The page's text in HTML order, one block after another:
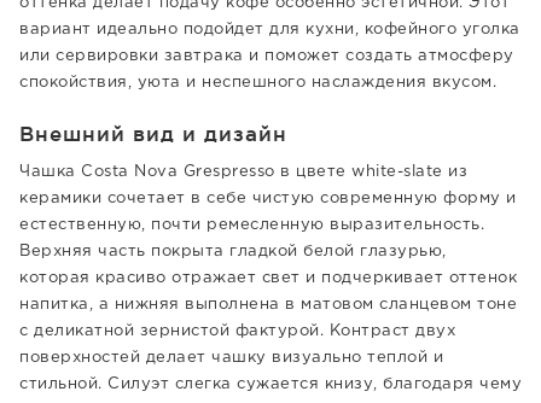
оттенка делает подачу кофе особенно эстетичной. Этот
вариант идеально подойдет для кухни, кофейного уголка
или сервировки завтрака и поможет создать атмосферу
спокойствия, уюта и неспешного наслаждения вкусом.
Внешний вид и дизайн
Чашка Costa Nova Grespresso в цвете white-slate из
керамики сочетает в себе чистую современную форму и
естественную, почти ремесленную выразительность.
Верхняя часть покрыта гладкой белой глазурью,
которая красиво отражает свет и подчеркивает оттенок
напитка, а нижняя выполнена в матовом сланцевом тоне
с деликатной зернистой фактурой. Контраст двух
поверхностей делает чашку визуально теплой и
стильной. Силуэт слегка сужается книзу, благодаря чему